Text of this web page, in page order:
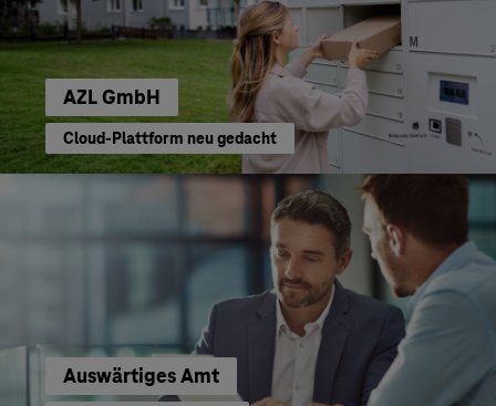
AZL GmbH
Cloud-Plattform neu gedacht
Auswärtiges Amt